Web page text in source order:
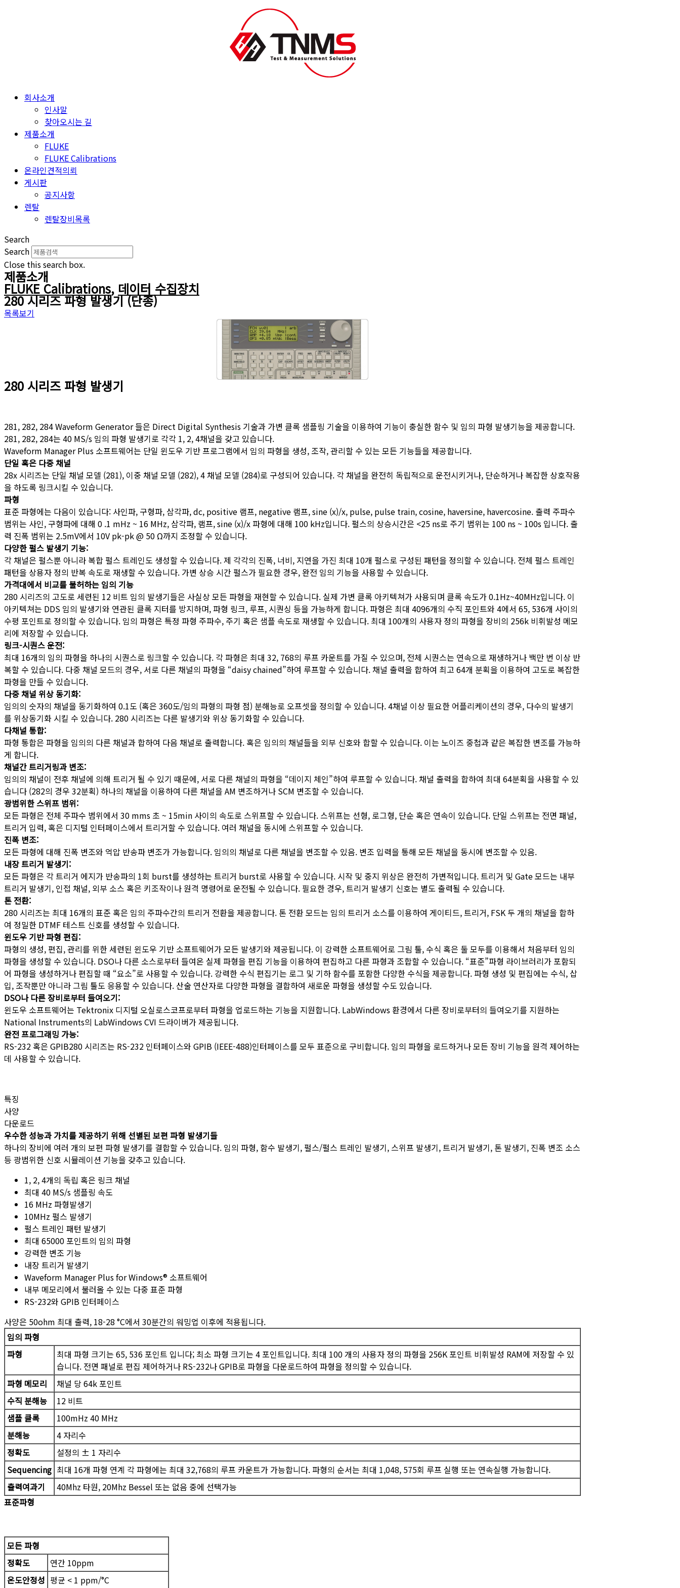
회사소개
인사말
찾아오시는 길
제품소개
FLUKE
FLUKE Calibrations
온라인견적의뢰
게시판
공지사항
렌탈
렌탈장비목록
Search
Search
Close this search box.
제품소개
FLUKE Calibrations, 데이터 수집장치
280 시리즈 파형 발생기 (단종)
목록보기
280 시리즈 파형 발생기
281, 282, 284 Waveform Generator 들은 Direct Digital Synthesis 기술과 가변 클록 샘플링 기술을 이용하여 기능이 충실한 함수 및 임의 파형 발생기능을 제공합니다.
281, 282, 284는 40 MS/s 임의 파형 발생기로 각각 1, 2, 4채널을 갖고 있습니다.
Waveform Manager Plus 소프트웨어는 단일 윈도우 기반 프로그램에서 임의 파형을 생성, 조작, 관리할 수 있는 모든 기능들을 제공합니다.
단일 혹은 다중 채널
28x 시리즈는 단일 채널 모델 (281), 이중 채널 모델 (282), 4 채널 모델 (284)로 구성되어 있습니다. 각 채널을 완전히 독립적으로 운전시키거나, 단순하거나 복잡한 상호작용
을 하도록 링크시킬 수 있습니다.
파형
표준 파형에는 다음이 있습니다: 사인파, 구형파, 삼각파, dc, positive 램프, negative 램프, sine (x)/x, pulse, pulse train, cosine, haversine, havercosine. 출력 주파수
범위는 사인, 구형파에 대해 0 .1 mHz ~ 16 MHz, 삼각파, 램프, sine (x)/x 파형에 대해 100 kHz입니다. 펄스의 상승시간은 <25 ns로 주기 범위는 100 ns ~ 100s 입니다. 출
력 진폭 범위는 2.5mV에서 10V pk-pk @ 50 Ω까지 조정할 수 있습니다.
다양한 펄스 발생기 기능:
각 채널은 펄스뿐 아니라 복합 펄스 트레인도 생성할 수 있습니다. 제 각각의 진폭, 너비, 지연을 가진 최대 10개 펄스로 구성된 패턴을 정의할 수 있습니다. 전체 펄스 트레인
패턴을 상용자 정의 반복 속도로 재생할 수 있습니다. 가변 상승 시간 펄스가 필요한 경우, 완전 임의 기능을 사용할 수 있습니다.
가격대에서 비교를 불허하는 임의 기능
280 시리즈의 고도로 세련된 12 비트 임의 발생기들은 사실상 모든 파형을 재현할 수 있습니다. 실제 가변 클록 아키텍쳐가 사용되며 클록 속도가 0.1Hz~40MHz입니다. 이
아키텍쳐는 DDS 임의 발생기와 연관된 클록 지터를 방지하며, 파형 링크, 루프, 시퀀싱 등을 가능하게 합니다. 파형은 최대 4096개의 수직 포인트와 4에서 65, 536개 사이의
수평 포인트로 정의할 수 있습니다. 임의 파형은 특정 파형 주파수, 주기 혹은 샘플 속도로 재생할 수 있습니다. 최대 100개의 사용자 정의 파형을 장비의 256k 비휘발성 메모
리에 저장할 수 있습니다.
링크-시퀀스 운전:
최대 16개의 임의 파형을 하나의 시퀀스로 링크할 수 있습니다. 각 파형은 최대 32, 768의 루프 카운트를 가질 수 있으며, 전체 시퀀스는 연속으로 재생하거나 백만 번 이상 반
복할 수 있습니다. 다중 채널 모드의 경우, 서로 다른 채널의 파형을 “daisy chained”하여 루프할 수 있습니다. 채널 출력을 합하여 최고 64개 분획을 이용하여 고도로 복잡한
파형을 만들 수 있습니다.
다중 채널 위상 동기화:
임의의 숫자의 채널을 동기화하여 0.1도 (혹은 360도/임의 파형의 파형 점) 분해능로 오프셋을 정의할 수 있습니다. 4채널 이상 필요한 어플리케이션의 경우, 다수의 발생기
를 위상동기화 시킬 수 있습니다. 280 시리즈는 다른 발생기와 위상 동기화할 수 있습니다.
다채널 통합:
파형 통합은 파형을 임의의 다른 채널과 합하여 다음 채널로 출력합니다. 혹은 임의의 채널들을 외부 신호와 합할 수 있습니다. 이는 노이즈 중첩과 같은 복잡한 변조를 가능하
게 합니다.
채널간 트리거링과 변조:
임의의 채널이 전후 채널에 의해 트리거 될 수 있기 때문에, 서로 다른 채널의 파형을 “데이지 체인”하여 루프할 수 있습니다. 채널 출력을 합하여 최대 64분획을 사용할 수 있
습니다 (282의 경우 32분획) 하나의 채널을 이용하여 다른 채널을 AM 변조하거나 SCM 변조할 수 있습니다.
광범위한 스위프 범위:
모든 파형은 전체 주파수 범위에서 30 mms 초 ~ 15min 사이의 속도로 스위프할 수 있습니다. 스위프는 선형, 로그형, 단순 혹은 연속이 있습니다. 단일 스위프는 전면 패널,
트리거 입력, 혹은 디지털 인터페이스에서 트리거할 수 있습니다. 여러 채널을 동시에 스위프할 수 있습니다.
진폭 변조:
모든 파형에 대해 진폭 변조와 억압 반송파 변조가 가능합니다. 임의의 채널로 다른 채널을 변조할 수 있음. 변조 입력을 통해 모든 채널을 동시에 변조할 수 있음.
내장 트리거 발생기:
모든 파형은 각 트리거 에지가 반송파의 1회 burst를 생성하는 트리거 burst로 사용할 수 있습니다. 시작 및 중지 위상은 완전히 가변적입니다. 트리거 및 Gate 모드는 내부
트리거 발생기, 인접 채널, 외부 소스 혹은 키조작이나 원격 명령어로 운전될 수 있습니다. 필요한 경우, 트리거 발생기 신호는 별도 출력될 수 있습니다.
톤 전환:
280 시리즈는 최대 16개의 표준 혹은 임의 주파수간의 트리거 전환을 제공합니다. 톤 전환 모드는 임의 트리거 소스를 이용하여 게이티드, 트리거, FSK 두 개의 채널을 합하
여 정밀한 DTMF 테스트 신호를 생성할 수 있습니다.
윈도우 기반 파형 편집:
파형의 생성, 편집, 관리를 위한 세련된 윈도우 기반 소프트웨어가 모든 발생기와 제공됩니다. 이 강력한 소프트웨어로 그림 툴, 수식 혹은 둘 모두를 이용해서 처음부터 임의
파형을 생성할 수 있습니다. DSO나 다른 소스로부터 들여온 실제 파형을 편집 기능을 이용하여 편집하고 다른 파형과 조합할 수 있습니다. “표준”파형 라이브러리가 포함되
어 파형을 생성하거나 편집할 때 “요소”로 사용할 수 있습니다. 강력한 수식 편집기는 로그 및 기하 함수를 포함한 다양한 수식을 제공합니다. 파형 생성 및 편집에는 수식, 삽
입, 조작뿐만 아니라 그림 툴도 응용할 수 있습니다. 산술 연산자로 다양한 파형을 결합하여 새로운 파형을 생성할 수도 있습니다.
DSO나 다른 장비로부터 들여오기:
윈도우 소프트웨어는 Tektronix 디지털 오실로스코프로부터 파형을 업로드하는 기능을 지원합니다. LabWindows 환경에서 다른 장비로부터의 들여오기를 지원하는
National Instruments의 LabWindows CVI 드라이버가 제공됩니다.
완전 프로그래밍 가능:
RS-232 혹은 GPIB280 시리즈는 RS-232 인터페이스와 GPIB (IEEE-488)인터페이스를 모두 표준으로 구비합니다. 임의 파형을 로드하거나 모든 장비 기능을 원격 제어하는
데 사용할 수 있습니다.
특징
사양
다운로드
우수한 성능과 가치를 제공하기 위해 선별된 보편 파형 발생기들
하나의 장비에 여러 개의 보편 파형 발생기를 결합할 수 있습니다. 임의 파형, 함수 발생기, 펄스/펄스 트레인 발생기, 스위프 발생기, 트리거 발생기, 톤 발생기, 진폭 변조 소스
등 광범위한 신호 시뮬레이션 기능을 갖추고 있습니다.
1, 2, 4개의 독립 혹은 링크 채널
최대 40 MS/s 샘플링 속도
16 MHz 파형발생기
10MHz 펄스 발생기
펄스 트레인 패턴 발생기
최대 65000 포인트의 임의 파형
강력한 변조 기능
내장 트리거 발생기
Waveform Manager Plus for Windows® 소프트웨어
내부 메모리에서 불러올 수 있는 다중 표준 파형
RS-232와 GPIB 인터페이스
사양은 50ohm 최대 출력, 18-28 °C에서 30분간의 워밍업 이후에 적용됩니다.
임의 파형
파형
최대 파형 크기는 65, 536 포인트 입니다; 최소 파형 크기는 4 포인트입니다. 최대 100 개의 사용자 정의 파형을 256K 포인트 비휘발성 RAM에 저장할 수 있
습니다. 전면 패널로 편집 제어하거나 RS-232나 GPIB로 파형을 다운로드하여 파형을 정의할 수 있습니다.
파형 메모리
채널 당 64k 포인트
수직 분해능
12 비트
샘플 클록
100mHz 40 MHz
분해능
4 자리수
정확도
설정의 ± 1 자리수
Sequencing 최대 16개 파형 연계 각 파형에는 최대 32,768의 루프 카운트가 가능합니다. 파형의 순서는 최대 1,048, 575회 루프 실행 또는 연속실행 가능합니다.
출력여과기
40Mhz 타원, 20Mhz Bessel 또는 없음 중에 선택가능
표준파형
모든 파형
정확도
연간 10ppm
온도안정성 평균 < 1 ppm/°C